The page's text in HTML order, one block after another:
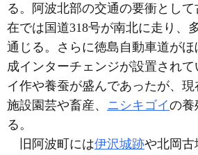
る。阿波北部の交通の要衝とし
在では国道318号が南北に走り、
通じる。さらに徳島自動車道が
成インターチェンジが設置され
イ作や養蚕が盛んであったが、現
施設園芸や畜産、 ニシキゴイの養
る。
旧阿波町には伊沢城跡や北岡古